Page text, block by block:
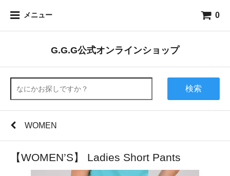
メニュー 0
G.G.G公式オンラインショップ
検索
WOMEN
【WOMEN’S】 Ladies Short Pants